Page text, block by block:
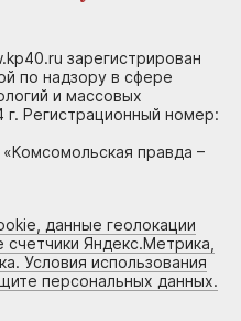
зарегистрирован
по надзору в сфере
и массовых
г. Регистрационный номер:
правда –
данные геолокации
Яндекс.Метрика,
Условия использования
персональных данных.